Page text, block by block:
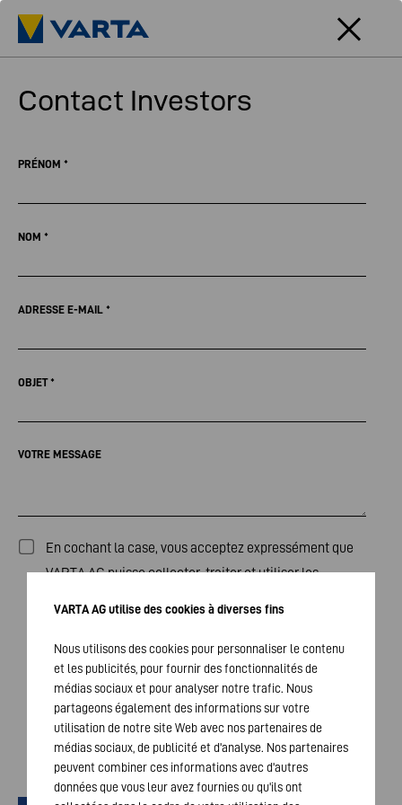
Contact Investors
PRÉNOM *
NOM *
ADRESSE E-MAIL *
OBJET*
VOTRE MESSAGE
En cochant la case, vous acceptez expressément que
VARTA AG puisse collecter, traiter et utiliser les
est effectué en conformité avec notre et les autres
dispositions légales en vigueur. Vos données ne seront
transmises que si vous avez confirmé votre
consentement en cochant la case. Votre consentement
peut être révoqué à tout moment.*
VARTA AG utilise des cookies à diverses fins
Nous utilisons des cookies pour personnaliser le contenu
et les publicités, pour fournir des fonctionnalités de
médias sociaux et pour analyser notre trafic. Nous
partageons également des informations sur votre
utilisation de notre site Web avec nos partenaires de
médias sociaux, de publicité et d'analyse. Nos partenaires
peuvent combiner ces informations avec d'autres
données que vous leur avez fournies ou qu'ils ont